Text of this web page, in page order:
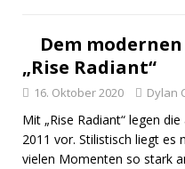
o
k
d
o
n
ll
e
n
Dem
„Rise Radiant“
16. Oktober 2020 Dylan
Mit „Rise Radiant“ legen
2011 vor. Stilistisch liegt es
vielen Momenten so stark